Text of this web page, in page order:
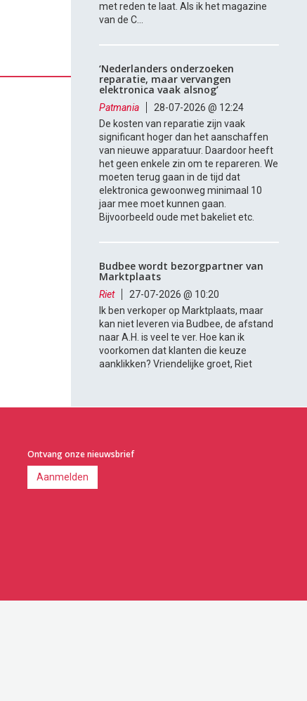
met reden te laat. Als ik het magazine
van de C...
‘Nederlanders onderzoeken
reparatie, maar vervangen
elektronica vaak alsnog’
Patmania
28-07-2026 @ 12:24
De kosten van reparatie zijn vaak
significant hoger dan het aanschaffen
van nieuwe apparatuur. Daardoor heeft
het geen enkele zin om te repareren. We
moeten terug gaan in de tijd dat
elektronica gewoonweg minimaal 10
jaar mee moet kunnen gaan.
Bijvoorbeeld oude met bakeliet etc.
Budbee wordt bezorgpartner van
Marktplaats
Riet
27-07-2026 @ 10:20
Ik ben verkoper op Marktplaats, maar
kan niet leveren via Budbee, de afstand
naar A.H. is veel te ver. Hoe kan ik
voorkomen dat klanten die keuze
aanklikken? Vriendelijke groet, Riet
Ontvang onze nieuwsbrief
Aanmelden